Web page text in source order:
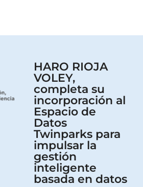
HARO RIOJA
VOLEY,
completa su
incorporación al
Espacio de
Datos
Twinparks para
impulsar la
gestión
inteligente
basada en datos